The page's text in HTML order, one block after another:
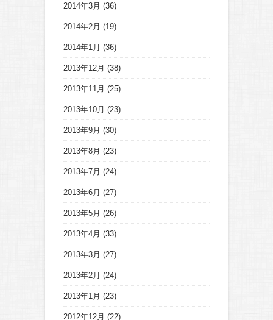
2014年3月 (36)
2014年2月 (19)
2014年1月 (36)
2013年12月 (38)
2013年11月 (25)
2013年10月 (23)
2013年9月 (30)
2013年8月 (23)
2013年7月 (24)
2013年6月 (27)
2013年5月 (26)
2013年4月 (33)
2013年3月 (27)
2013年2月 (24)
2013年1月 (23)
2012年12月 (22)